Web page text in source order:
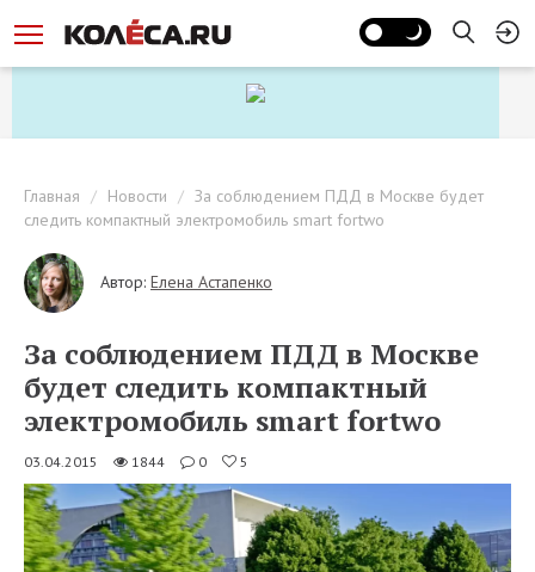
Главная Новости
За соблюдением ПДД в Москве будет
следить компактный электромобиль smart fortwo
Автор: Елена Астапенко
За соблюдением ПДД в Москве
будет следить компактный
электромобиль smart fortwo
03.04.2015 1844 0 5